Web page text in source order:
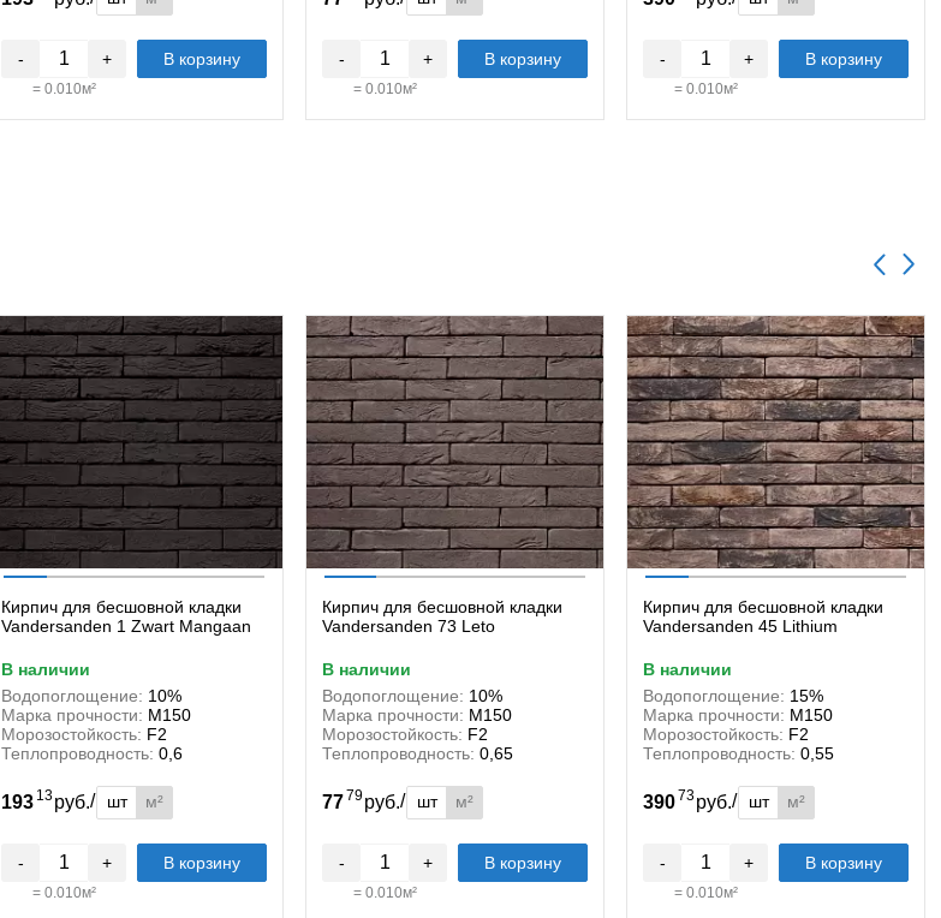
- +
= 0.010м²
В корзину - +
= 0.010м²
В корзину - +
= 0.010м²
В корзину
Кирпич для бесшовной кладки
Vandersanden 1 Zwart Mangaan
в наличии
Водопоглощение: 10%
Марка прочности: М150
Морозостойкость: F2
Теплопроводность: 0,6
193 13руб./ шт м²
- +
= 0.010м²
В корзину
Кирпич для бесшовной кладки
Vandersanden 73 Leto
в наличии
Водопоглощение: 10%
Марка прочности: М150
Морозостойкость: F2
Теплопроводность: 0,65
7779руб./ шт м²
- +
= 0.010м²
В корзину
Кирпич для бесшовной кладки
Vandersanden 45 Lithium
в наличии
Водопоглощение: 15%
Марка прочности: М150
Морозостойкость: F2
Теплопроводность: 0,55
39073руб./ шт м²
- +
= 0.010м²
В корзину